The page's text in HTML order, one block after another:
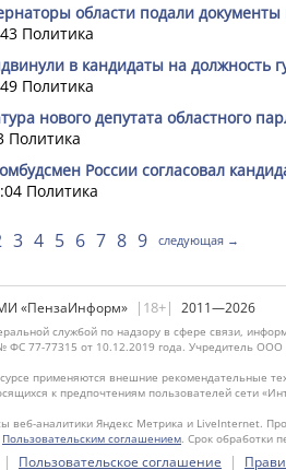
области подали
Политика
в кандидаты на должность
Политика
нового депутата областного
Политика
России согласовал
Политика
3 4 5 6 7 8 9 следующая →
«ПензаИнформ» |18+| 2011—2026
службой по надзору в сфере связи,
ФС 77-77315 от 10.12.2019 года. Учредитель
применяются внешние рекомендательные
к предпочтениям пользователей сети
веб-аналитики Яндекс Метрика и LiveInternet.
Пользовательским соглашением. Срок обработки
| Пользовательское соглашение |